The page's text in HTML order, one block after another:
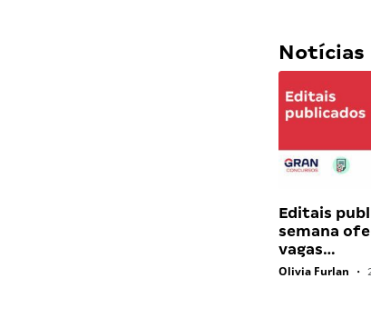
Notícias
Editais
semana
vagas…
Olivia Furlan •